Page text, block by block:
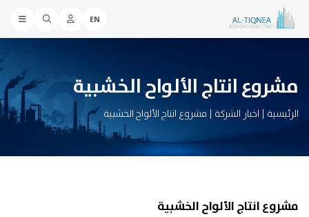
EN
مشروع انتاج الألواح الخشبية
الرئيسية | اخبار الشركة | مشروع انتاج الألواح الخشبية
مشروع انتاج الألواح الخشبية